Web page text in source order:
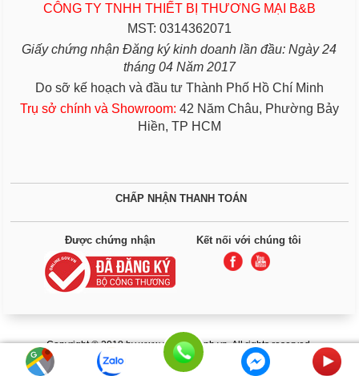
CÔNG TY TNHH THIẾT BỊ THƯƠNG MẠI B&B
MST: 0314362071
Giấy chứng nhận Đăng ký kinh doanh lần đầu: Ngày 24
tháng 04 Năm 2017
Do sỡ kế hoạch và đầu tư Thành Phố Hồ Chí Minh
Trụ sở chính và Showroom: 42 Năm Châu, Phường Bảy
Hiền, TP HCM
CHẤP NHẬN THANH TOÁN
Được chứng nhận Kết nối với chúng tôi
Copyright © 2018 by www.giuongbenh.vn. All rights reserved.